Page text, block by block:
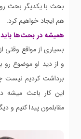
بحث با یکدیگر بحث
هم ایجاد خواهیم کرد.
همیشه در بحث‌ها
بسیاری از مواقع وقتی
و از دید او موضوع
برداشت کردیم نیست
این کار باعث میشه
مقابلمون پیدا کنیم و